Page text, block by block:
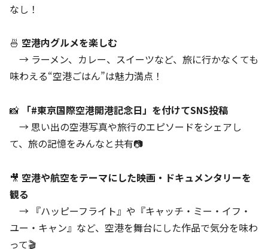
なし！
🍜 空港内グルメを楽しむ
→ ラーメン、カレー、スイーツなど、旅に行かなくても
味わえる“空港ごはん”は魅力満点！
📸 「#東京国際空港開港記念日」を付けてSNS投稿
→ 思い出の空港写真や旅行のエピソードをシェアし
て、旅の記憶をみんなと共有📷
🎥 空港や航空をテーマにした映画・ドキュメンタリーを
観る
→ 『ハッピーフライト』や『キャッチ・ミー・イフ・
ユー・キャン』など、空港を舞台にした作品で気分を味わ
って🎬